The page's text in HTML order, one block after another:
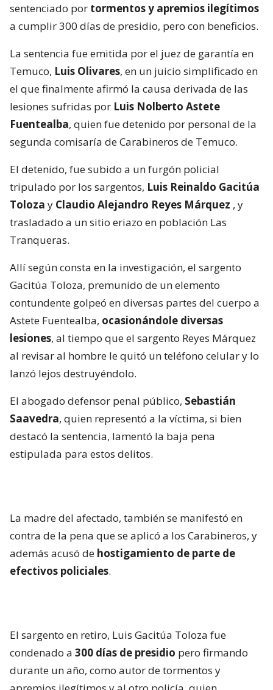
sentenciado por tormentos y apremios ilegítimos
a cumplir 300 días de presidio, pero con beneficios.
La sentencia fue emitida por el juez de garantía en
Temuco, Luis Olivares, en un juicio simplificado en
el que finalmente afirmó la causa derivada de las
lesiones sufridas por Luis Nolberto Astete
Fuentealba, quien fue detenido por personal de la
segunda comisaría de Carabineros de Temuco.
El detenido, fue subido a un furgón policial
tripulado por los sargentos, Luis Reinaldo Gacitúa
Toloza y Claudio Alejandro Reyes Márquez , y
trasladado a un sitio eriazo en población Las
Tranqueras.
Allí según consta en la investigación, el sargento
Gacitúa Toloza, premunido de un elemento
contundente golpeó en diversas partes del cuerpo a
Astete Fuentealba, ocasionándole diversas
lesiones, al tiempo que el sargento Reyes Márquez
al revisar al hombre le quitó un teléfono celular y lo
lanzó lejos destruyéndolo.
El abogado defensor penal público, Sebastián
Saavedra, quien representó a la víctima, si bien
destacó la sentencia, lamentó la baja pena
estipulada para estos delitos.
La madre del afectado, también se manifestó en
contra de la pena que se aplicó a los Carabineros, y
además acusó de hostigamiento de parte de
efectivos policiales.
El sargento en retiro, Luis Gacitúa Toloza fue
condenado a 300 días de presidio pero firmando
durante un año, como autor de tormentos y